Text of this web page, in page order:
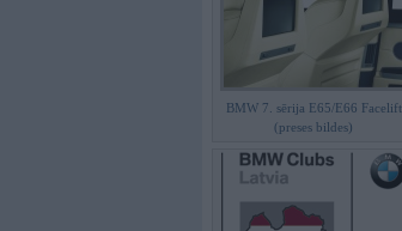
BMW 7. sērija E65/E66 Facelift
(preses bildes)